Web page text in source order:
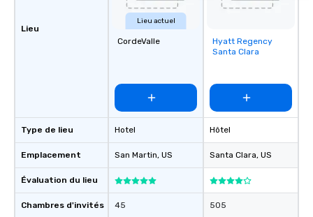
Lieu
Type de lieu
Emplacement
Évaluation du lieu
Chambres d'invités
Lieu actuel
CordeValle
Hotel
San Martin, US
45
Removed from
favorites
Hyatt Regency
Santa Clara
Hôtel
Santa Clara, US
505